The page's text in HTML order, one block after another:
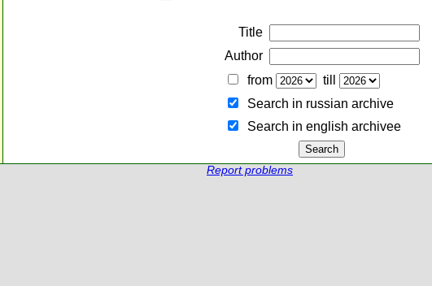
Title
Author
from
till
Search in russian archive
Search in english archiveе
Report problems